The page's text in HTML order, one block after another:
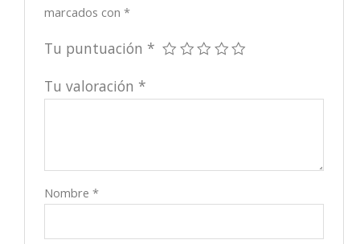
marcados con*
Tu puntuación *
Tu valoración *
Nombre*